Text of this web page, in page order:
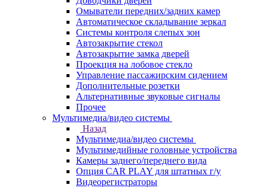
Омыватели передних/задних камер
Автоматическое складывание зеркал
Системы контроля слепых зон
Автозакрытие стекол
Автозакрытие замка дверей
Проекция на лобовое стекло
Управление пассажирским сидением
Дополнительные розетки
Альтернативные звуковые сигналы
Прочее
Мультимедиа/видео системы
Назад
Мультимедиа/видео системы
Мультимедийные головные устройства
Камеры заднего/переднего вида
Опция CAR PLAY для штатных г/у
Видеорегистраторы